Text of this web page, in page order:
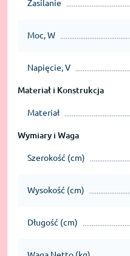
Zasilanie
Moc, W
Napięcie, V
Materiał i Konstrukcja
Materiał
Wymiary i Waga
Szerokość (cm)
Wysokość (cm)
Długość (cm)